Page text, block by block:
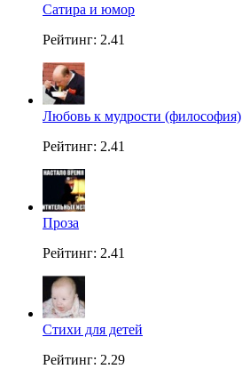
Сатира и юмор
Рейтинг: 2.41
Любовь к мудрости (философия)
Рейтинг: 2.41
Проза
Рейтинг: 2.41
Стихи для детей
Рейтинг: 2.29